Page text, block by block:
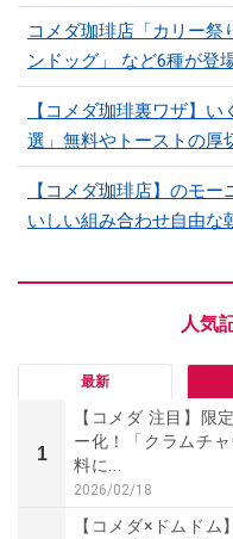
コメダ珈琲店「カリー祭
ンドッグ」 など6種が登
【コメダ珈琲裏ワザ】
選」無料やトーストの厚
【コメダ珈琲店】のモ
いしい組み合わせ自由な
最新
1
【コメダ 注目】限
ー化！「クラムチ
料に...
2026/02/18
【コメダ×ドムド